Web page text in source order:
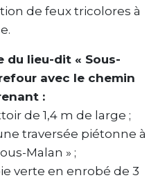
de feux tricolores à
du lieu-dit « Sous-
avec le chemin
:
de 1,4 m de large ;
traversée piétonne à
Malan » ;
verte en enrobé de 3